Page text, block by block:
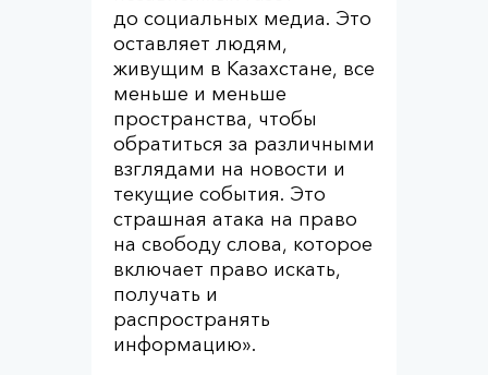
до социальных медиа. Это
оставляет людям,
живущим в Казахстане, все
меньше и меньше
пространства, чтобы
обратиться за различными
взглядами на новости и
текущие события. Это
страшная атака на право
на свободу слова, которое
включает право искать,
получать и
распространять
информацию».